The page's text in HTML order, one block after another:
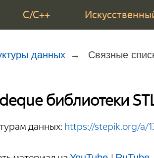
C/C++
данных Связные
библиотеки
данных: https://stepik.org/a/